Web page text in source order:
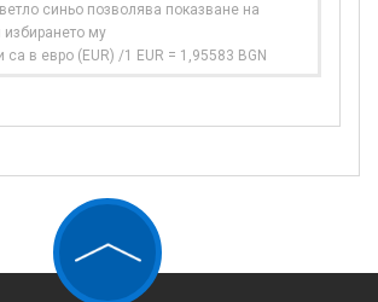
синьо позволява показване на
избирането му
са в евро (EUR) /1 EUR = 1,95583 BGN